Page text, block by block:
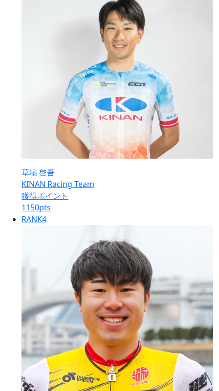
草場 啓吾
KINAN Racing Team
獲得ポイント
1150pts
RANK4